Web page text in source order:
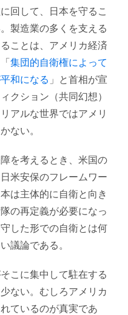
回して、日本を守るこ
製造業の多くを支える
ことは、アメリカ経済
集団的自衛権によって
和になる 」と首相が宣
クション（共同幻想）
アルな世界ではアメリ
ない。
を考えるとき、米国の
米安保のフレームワー
は主体的に自衛と向き
の再定義が必要になっ
した形での自衛とは何
議論である。
こに集中して駐在する
ない。むしろアメリカ
ているのが真実であ